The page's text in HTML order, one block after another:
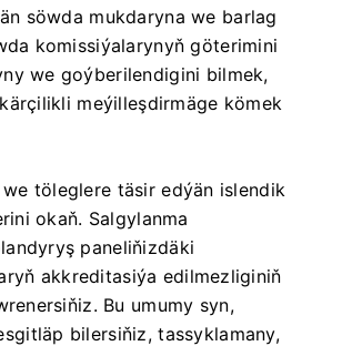
söwda mukdaryna we barlag
komissiýalarynyň göterimini
we goýberilendigini bilmek,
meýilleşdirmäge kömek
töleglere täsir edýän islendik
okaň. Salgylanma
paneliňizdäki
akkreditasiýa edilmezliginiň
Bu umumy syn,
bilersiňiz, tassyklamany,